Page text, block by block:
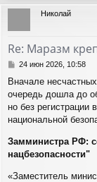
Николай
Re: Маразм
С
о
б
щ
е
24 июн 2026, 10:58
Вначале
очередь дошла до
но без регистрации
национальной
Замминистра РФ:
нацбезопасности"
«Заместитель